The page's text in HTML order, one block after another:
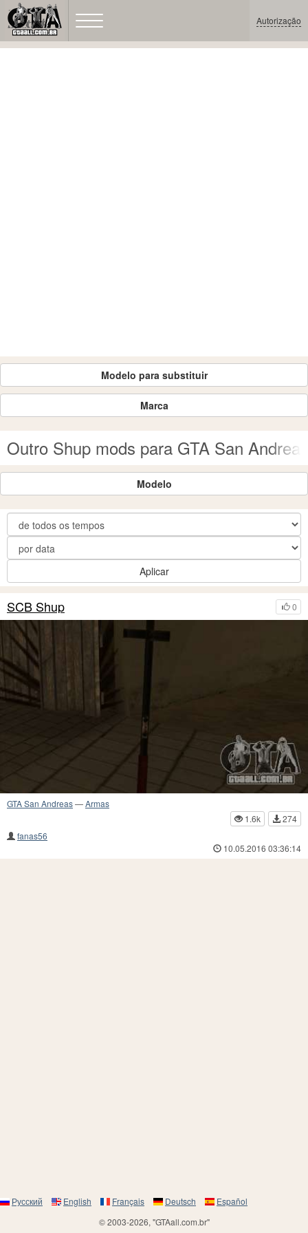
Autorização
Modelo para substituir
Marca
Outro Shup mods para GTA San Andreas
Modelo
Aplicar
0
SCB Shup
GTA San Andreas—Armas
1.6k
274
fanas56
10.05.2016 03:36:14
Русский English Français Deutsch
Español
© 2003-2026, "GTAall.com.br"